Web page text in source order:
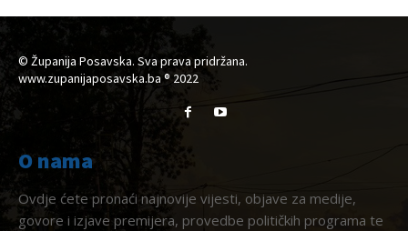
© Županija Posavska. Sva prava pridržana.
www.zupanijaposavska.ba ® 2022
O nama
Ovdje ćete pronaći najnovije vijesti, objave za medije,
govore i izjave premijera, provedbe političkih programa te